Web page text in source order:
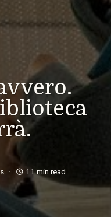
access_time 11 min read